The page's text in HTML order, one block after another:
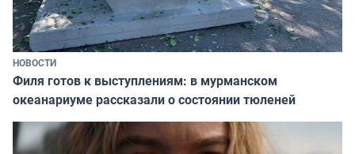
НОВОСТИ
Филя готов к выступлениям: в мурманском
океанариуме рассказали о состоянии тюленей